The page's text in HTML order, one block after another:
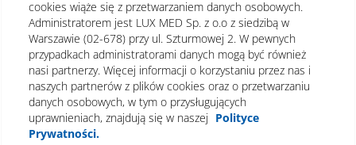
Polityka prywatności Notka prawna
Dane osobowe Mapa strony
Oświadczenie o dostępności
cookies wiąże się z przetwarzaniem danych osobowych.
Administratorem jest LUX MED Sp. z o.o z siedzibą w
Warszawie (02-678) przy ul. Szturmowej 2. W pewnych
przypadkach administratorami danych mogą być również
nasi partnerzy. Więcej informacji o korzystaniu przez nas i
naszych partnerów z plików cookies oraz o przetwarzaniu
danych osobowych, w tym o przysługujących
uprawnieniach, znajdują się w naszej Polityce
Prywatności.